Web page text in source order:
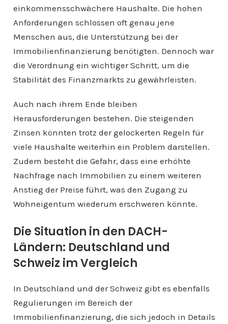
einkommensschwächere Haushalte. Die hohen
Anforderungen schlossen oft genau jene
Menschen aus, die Unterstützung bei der
Immobilienfinanzierung benötigten. Dennoch war
die Verordnung ein wichtiger Schritt, um die
Stabilität des Finanzmarkts zu gewährleisten.
Auch nach ihrem Ende bleiben
Herausforderungen bestehen. Die steigenden
Zinsen könnten trotz der gelockerten Regeln für
viele Haushalte weiterhin ein Problem darstellen.
Zudem besteht die Gefahr, dass eine erhöhte
Nachfrage nach Immobilien zu einem weiteren
Anstieg der Preise führt, was den Zugang zu
Wohneigentum wiederum erschweren könnte.
Die Situation in den DACH-
Ländern: Deutschland und
Schweiz im Vergleich
In Deutschland und der Schweiz gibt es ebenfalls
Regulierungen im Bereich der
Immobilienfinanzierung, die sich jedoch in Details